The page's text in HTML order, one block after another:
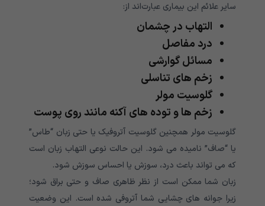
سایر علائم این بیماری عبارت‌اند از:
التهاب در چشمان
درد مفاصل
مسائل گوارشی
زخم های تناسلی
گلوسیت مولر
زخم ها و توده های آکنه مانند روی پوست
گلوسیت مولر همچنین گلوسیت آتروفیک یا حتی زبان “طاس”
یا “صاف” نامیده می شود. این حالت نوعی التهاب زبان است
که می تواند باعث درد، سوزش یا احساس سوزش شود.
زبان شما ممکن است از نظر ظاهری صاف و حتی براق شود؛
زیرا جوانه های چشایی شما آتروفی شده است. این وضعیت